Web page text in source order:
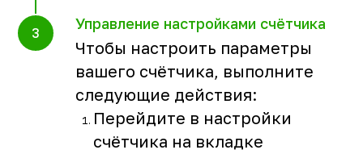
Управление настройками счётчика
Чтобы настроить параметры
вашего счётчика, выполните
следующие действия:
Перейдите в настройки
счётчика на вкладке